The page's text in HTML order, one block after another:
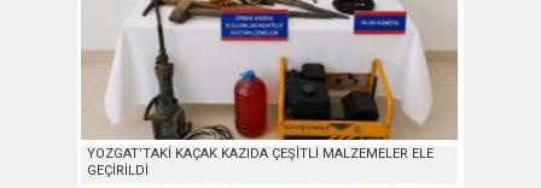
YOZGAT’TAKİ KAÇAK KAZIDA ÇEŞİTLİ MALZEMELER ELE
GEÇİRİLDİ